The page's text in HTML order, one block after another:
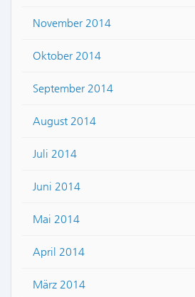
November 2014
Oktober 2014
September 2014
August 2014
Juli 2014
Juni 2014
Mai 2014
April 2014
März 2014